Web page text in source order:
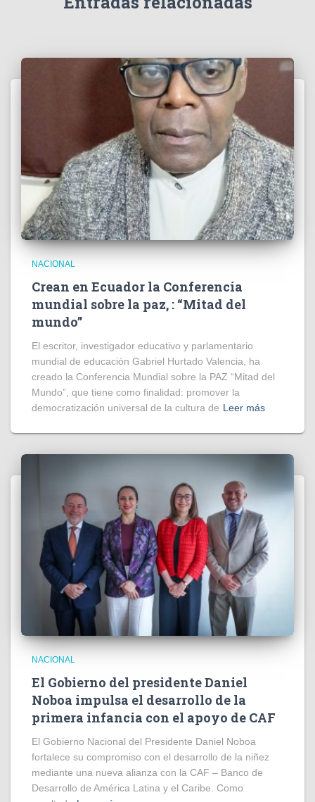
NACIONAL
Crean en Ecuador la Conferencia
mundial sobre la paz, : “Mitad del
mundo”
El escritor, investigador educativo y parlamentario
mundial de educación Gabriel Hurtado Valencia, ha
creado la Conferencia Mundial sobre la PAZ “Mitad del
Mundo”, que tiene como finalidad: promover la
democratización universal de la cultura de Leer más
NACIONAL
El Gobierno del presidente Daniel
Noboa impulsa el desarrollo de la
primera infancia con el apoyo de CAF
El Gobierno Nacional del Presidente Daniel Noboa
fortalece su compromiso con el desarrollo de la niñez
mediante una nueva alianza con la CAF – Banco de
Desarrollo de América Latina y el Caribe. Como